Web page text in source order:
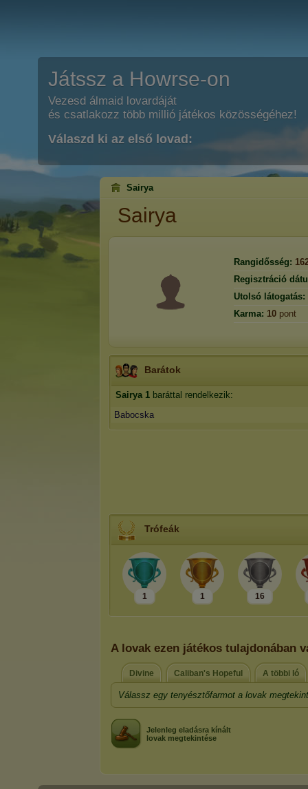
Játssz a Howrse-on
Vezesd álmaid lovardáját
és csatlakozz több millió játékos közösségéhez!
Válaszd ki az első lovad:
Sairya
Sairya
Rangidősség:
Regisztráció
Utolsó látogatás:
Karma: 10 pont
Barátok
Sairya 1 baráttal rendelkezik:
Babocska
Trófeák
1 1 16
A lovak ezen játékos tulajdonában
Divine Caliban's Hopeful A többi ló
Válassz egy tenyésztőfarmot a lovak
Jelenleg eladásra kínált
lovak megtekintése